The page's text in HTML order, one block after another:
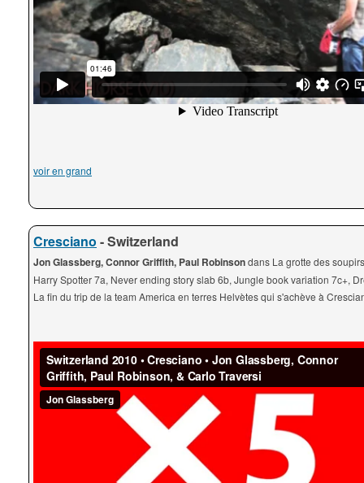
voir en grand
Cresciano - Switzerland
Jon Glassberg, Connor Griffith, Paul Robinsondans La grotte des
Harry Spotter 7a, Never ending story slab 6b, Jungle book variation 7c+,
La fin du trip de la team America en terres Helvètes qui s'achève à